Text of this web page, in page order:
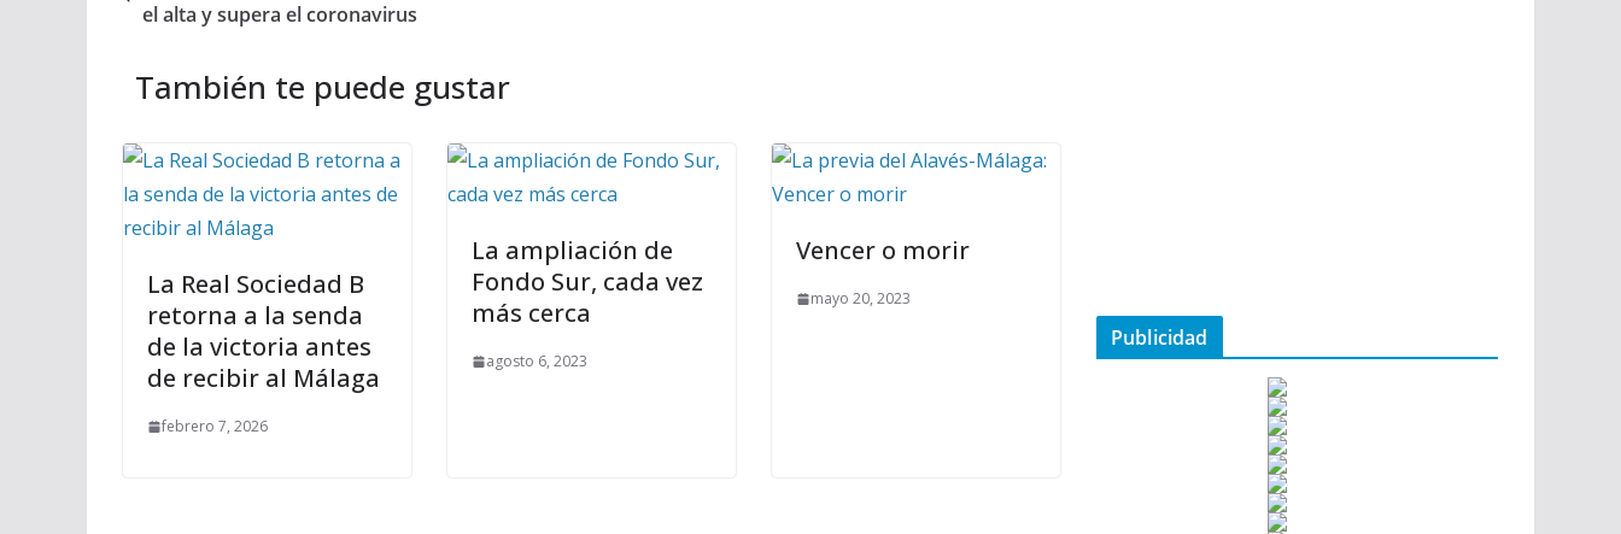
el alta y supera el coronavirus
También te puede gustar
La Real Sociedad B
retorna a la senda
de la victoria antes
de recibir al Málaga
febrero 7, 2026
La ampliación de
Fondo Sur, cada vez
más cerca
agosto 6, 2023
Vencer o morir
mayo 20, 2023
Publicidad